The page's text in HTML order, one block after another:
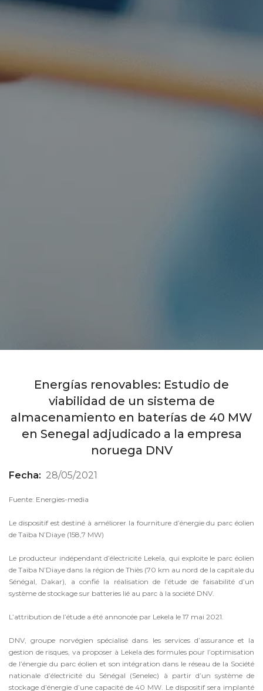
Energías renovables: Estudio de
viabilidad de un sistema de
almacenamiento en baterías de 40 MW
en Senegal adjudicado a la empresa
noruega DNV
Fecha: 28/05/2021
Fuente: Energies-media
Le dispositif est destiné à améliorer la fourniture d’énergie du parc éolien
de Taïba N’Diaye (158,7 MW)
Le producteur indépendant d’électricité Lekela, qui exploite le parc éolien
de Taïba N’Diaye dans la région de Thiès (70 km au nord de la capitale du
Sénégal, Dakar), a confié la réalisation de l’étude de faisabilité d’un
système de stockage sur batteries lié au parc à la société DNV.
L’attribution de l’étude a été annoncée par Lekela le 17 mai 2021.
DNV, groupe norvégien spécialisé dans les services d’assurance et la
gestion de risques, va proposer à Lekela des formules pour l’optimisation
de l’énergie du parc éolien et son intégration dans le réseau de la Société
nationale d’électricité du Sénégal (Senelec) à partir d’un système de
stockage d’énergie d’une capacité de 40 MW. Le dispositif sera implanté